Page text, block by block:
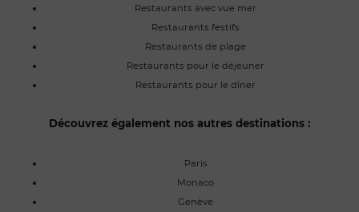
Restaurants avec vue mer
Restaurants festifs
Restaurants de plage
Restaurants pour le déjeuner
Restaurants pour le dîner
Découvrez également nos autres destinations :
Paris
Monaco
Genève